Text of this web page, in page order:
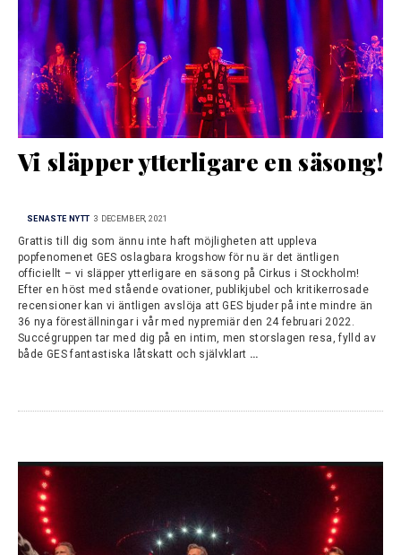
Vi släpper ytterligare en säsong!
SENASTE NYTT 3 DECEMBER, 2021
Grattis till dig som ännu inte haft möjligheten att uppleva
popfenomenet GES oslagbara krogshow för nu är det äntligen
officiellt – vi släpper ytterligare en säsong på Cirkus i Stockholm!
Efter en höst med stående ovationer, publikjubel och kritikerrosade
recensioner kan vi äntligen avslöja att GES bjuder på inte mindre än
36 nya föreställningar i vår med nypremiär den 24 februari 2022.
Succégruppen tar med dig på en intim, men storslagen resa, fylld av
både GES fantastiska låtskatt och självklart …